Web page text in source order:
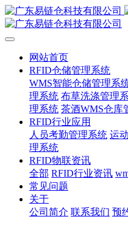
网站首页
RFID仓储管理系统
WMS智能仓储管理系
理系统 布草洗涤管理
理系统 茶酒WMS仓库
RFID行业应用
人员考勤管理系统 运
理系统
RFID物联资讯
全部 RFID行业资讯
常见问题
关于
公司简介 联系我们 预